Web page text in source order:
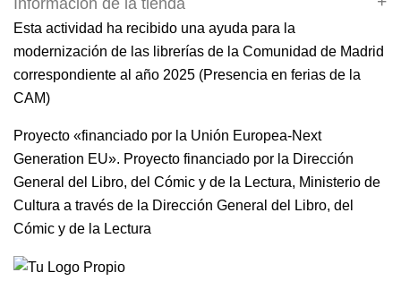
Información de la tienda
Esta actividad ha recibido una ayuda para la
modernización de las librerías de la Comunidad de Madrid
correspondiente al año 2025 (Presencia en ferias de la
CAM)
Proyecto «financiado por la Unión Europea-Next
Generation EU». Proyecto financiado por la Dirección
General del Libro, del Cómic y de la Lectura, Ministerio de
Cultura a través de la Dirección General del Libro, del
Cómic y de la Lectura